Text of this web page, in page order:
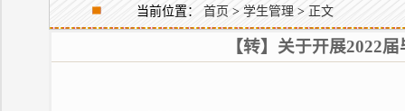
当前位置： 首页 > 学生管理 > 正文
【转】关于开展2022